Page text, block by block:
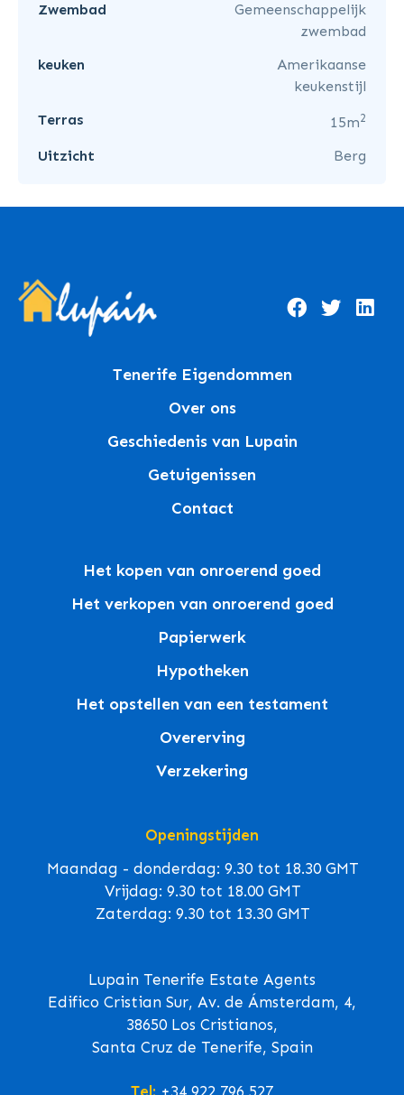
Zwembad
Gemeenschappelijk
zwembad
keuken
Amerikaanse
keukenstijl
Terras
15m2
Uitzicht Berg
Tenerife Eigendommen
Over ons
Geschiedenis van Lupain
Getuigenissen
Contact
Het kopen van onroerend goed
Het verkopen van onroerend goed
Papierwerk
Hypotheken
Het opstellen van een testament
Overerving
Verzekering
Openingstijden
Maandag - donderdag: 9.30 tot 18.30 GMT
Vrijdag: 9.30 tot 18.00 GMT
Zaterdag: 9.30 tot 13.30 GMT
Lupain Tenerife Estate Agents
Edifico Cristian Sur, Av. de Ámsterdam, 4,
38650 Los Cristianos,
Santa Cruz de Tenerife, Spain
Tel: +34 922 796 527